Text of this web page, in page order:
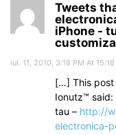
Tweets
iPhone -
iul. 11, 2010, 3:18 PM At 15:18
[…] This post
Ionutz™
tau – http://
electronica-